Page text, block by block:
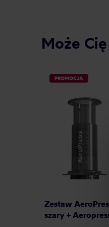
Może
PROMOCJA
Zestaw
szary +